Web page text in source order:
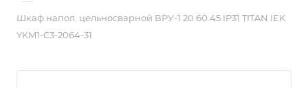
Шкаф напол. цельносварной ВРУ-1 20.60.45 IP31 TITAN IEK
YKM1-C3-2064-31